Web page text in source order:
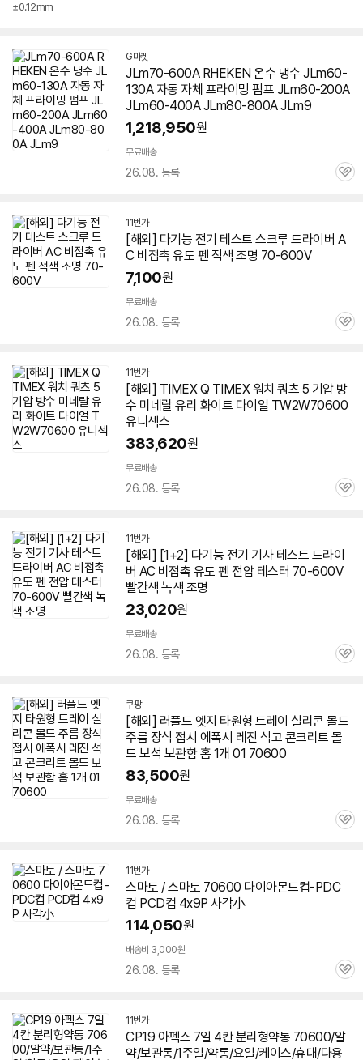
±0.12mm
기
G마켓
JLm70-600A RHEKEN 온수 냉수 JLm60-
130A 자동 자체 프라이밍 펌프 JLm60-200A
JLm60-400A JLm80-800A JLm9
1,218,950원
무료배송
26.08. 등록
관
11번가
[해외] 다기능 전기 테스트 스크루 드라이버 A
C 비접촉 유도 펜 적색 조명 70-600V
7,100원
무료배송
26.08. 등록
관
11번가
[해외] TIMEX Q TIMEX 워치 쿼츠 5 기압 방
수 미네랄 유리 화이트 다이얼 TW2W70600
유니섹스
383,620원
무료배송
26.08. 등록
관
11번가
[해외] [1+2] 다기능 전기 기사 테스트 드라이
버 AC 비접촉 유도 펜 전압 테스터 70-600V
빨간색 녹색 조명
23,020원
무료배송
26.08. 등록
관
쿠팡
[해외] 러플드 엣지 타원형 트레이 실리콘 몰드
주름 장식 접시 에폭시 레진 석고 콘크리트 몰
드 보석 보관함 홈 1개 01 70600
83,500원
무료배송
26.08. 등록
관
11번가
스마토 / 스마토 70600 다이아몬드컵-PDC
컵 PCD컵 4x9P 사각小
114,050원
배송비 3,000원
26.08. 등록
관
11번가
CP19 아펙스 7일 4칸 분리형약통 70600/알
약/보관통/1주일/약통/요일/케이스/휴대/다용